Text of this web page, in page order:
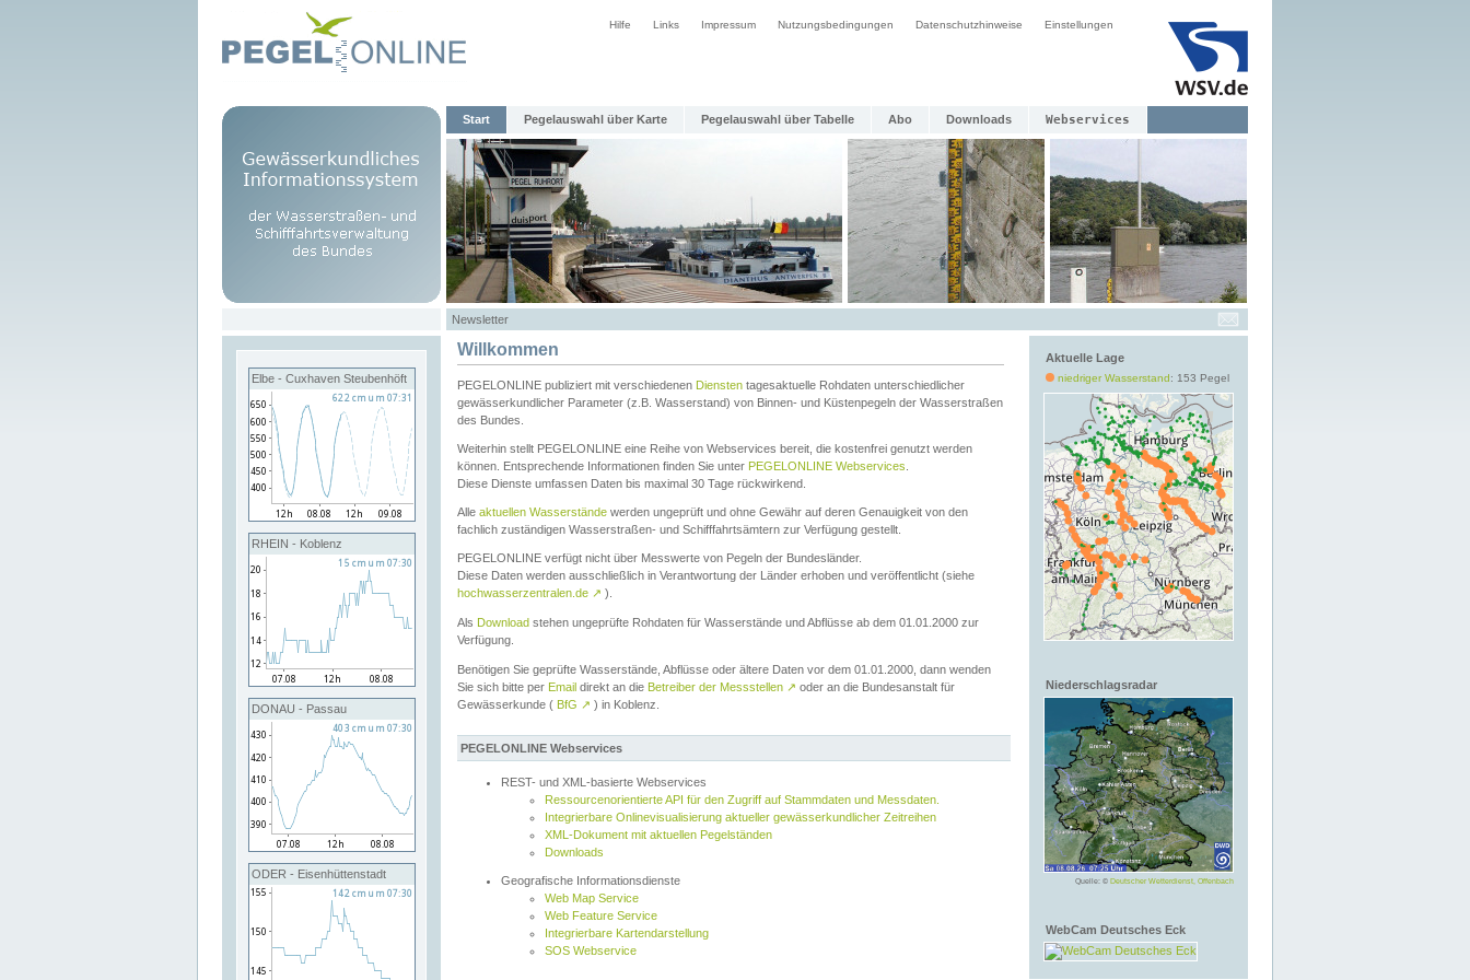
Hilfe Links Impressum Nutzungsbedingungen Datenschutzhinweise Einstellungen
Start Pegelauswahl über Karte Pegelauswahl über Tabelle Abo Downloads Webservices
Newsletter
Elbe - Cuxhaven Steubenhöft
RHEIN - Koblenz
DONAU - Passau
ODER - Eisenhüttenstadt
Aktuelle Lage
niedriger Wasserstand: 153 Pegel
Niederschlagsradar
Quelle: © Deutscher Wetterdienst, Offenbach
WebCam Deutsches Eck
Willkommen
PEGELONLINE publiziert mit verschiedenen Diensten tagesaktuelle Rohdaten unterschiedlicher
gewässerkundlicher Parameter (z.B. Wasserstand) von Binnen- und Küstenpegeln der Wasserstraßen
des Bundes.
Weiterhin stellt PEGELONLINE eine Reihe von Webservices bereit, die kostenfrei genutzt werden
können. Entsprechende Informationen finden Sie unter PEGELONLINE Webservices
Diese Dienste umfassen Daten bis maximal 30 Tage rückwirkend.
Alle aktuellen Wasserstände werden ungeprüft und ohne Gewähr auf deren Genauigkeit von den
fachlich zuständigen Wasserstraßen- und Schifffahrtsämtern zur Verfügung gestellt.
PEGELONLINE verfügt nicht über Messwerte von Pegeln der Bundesländer.
Diese Daten werden ausschließlich in Verantwortung der Länder erhoben und veröffentlicht (siehe
hochwasserzentralen.de ↗ ).
Als Download stehen ungeprüfte Rohdaten für Wasserstände und Abflüsse ab dem 01.01.2000 zur
Verfügung.
Benötigen Sie geprüfte Wasserstände, Abflüsse oder ältere Daten vor dem 01.01.2000, dann wenden
Sie sich bitte per Email direkt an die Betreiber der Messstellen ↗ oder an die Bundesanstalt für
Gewässerkunde ( BfG ↗ ) in Koblenz.
PEGELONLINE Webservices
REST- und XML-basierte Webservices
Ressourcenorientierte API für den Zugriff auf Stammdaten und Messdaten.
Integrierbare Onlinevisualisierung aktueller gewässerkundlicher Zeitreihen
XML-Dokument mit aktuellen Pegelständen
Downloads
Geografische Informationsdienste
Web Map Service
Web Feature Service
Integrierbare Kartendarstellung
SOS Webservice